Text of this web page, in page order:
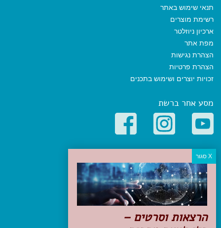
תנאי שימוש באתר
רשימת מוצרים
ארכיון ניוזלטר
מפת אתר
הצהרת נגישות
הצהרת פרטיות
זכויות יוצרים ושימוש בתכנים
מסע אחר ברשת
קטגוריות פופולריות
יעדים
טיולים בישראל
מלונות בוטיק בישראל
טיפים והמלצות
הכנות לנסיעה
הרצאות וסרטים –